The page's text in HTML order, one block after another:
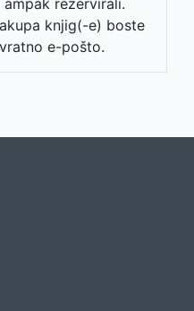
knjig(-e) boste
e-pošto.